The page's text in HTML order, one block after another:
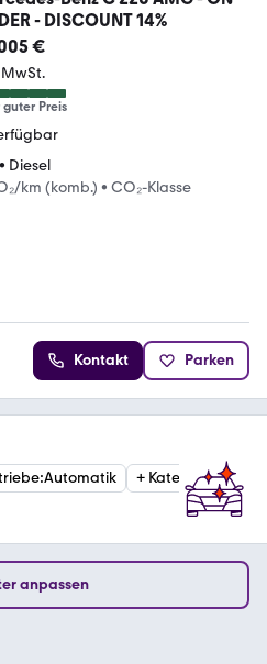
- DISCOUNT 14%
€
MwSt.
guter Preis
• Diesel
km (komb.) • CO₂-Klasse
Kontakt Parken
:Automatik + Kategorie:
anpassen